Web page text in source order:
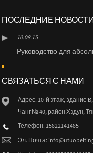
ПОСЛЕДНИЕ НОВОСТИ
10.08.15
Руководство для
СВЯЗАТЬСЯ С НАМИ
Адрес: 10-й этаж, здание
Чанг № 40, район Хэдун,
Телефон: 15822141485
Эл. Почта: